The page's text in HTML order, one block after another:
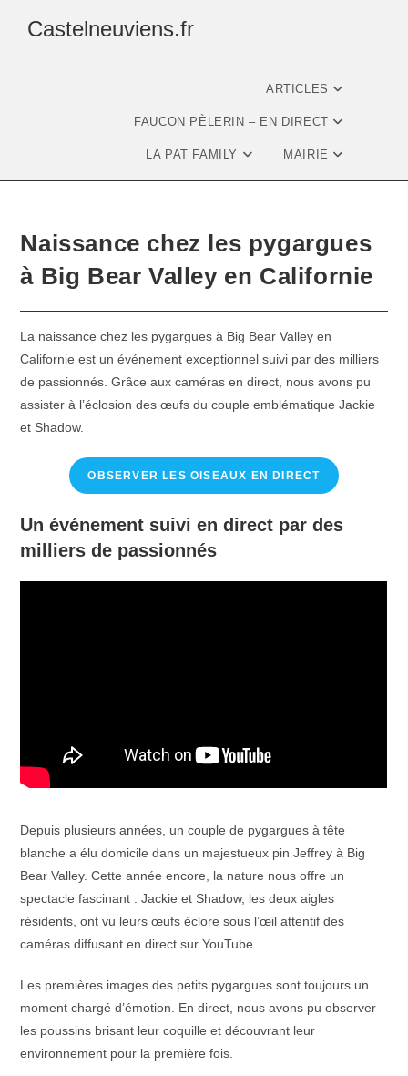
Castelneuviens.fr
ARTICLES
FAUCON PÈLERIN – EN DIRECT
LA PAT FAMILY MAIRIE
Naissance chez les pygargues
à Big Bear Valley en Californie
La naissance chez les pygargues à Big Bear Valley en
Californie est un événement exceptionnel suivi par des milliers
de passionnés. Grâce aux caméras en direct, nous avons pu
assister à l’éclosion des œufs du couple emblématique Jackie
et Shadow.
OBSERVER LES OISEAUX EN DIRECT
Un événement suivi en direct par des
milliers de passionnés
Depuis plusieurs années, un couple de pygargues à tête
blanche a élu domicile dans un majestueux pin Jeffrey à Big
Bear Valley. Cette année encore, la nature nous offre un
spectacle fascinant : Jackie et Shadow, les deux aigles
résidents, ont vu leurs œufs éclore sous l’œil attentif des
caméras diffusant en direct sur YouTube.
Les premières images des petits pygargues sont toujours un
moment chargé d’émotion. En direct, nous avons pu observer
les poussins brisant leur coquille et découvrant leur
environnement pour la première fois.